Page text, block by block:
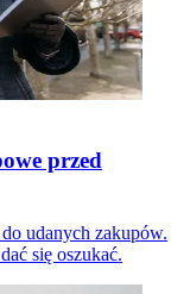
przed
udanych zakupów.
się oszukać.